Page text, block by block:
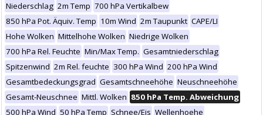
Niederschlag 2m Temp 700 hPa Vertikalbew
850 hPa Pot. Äquiv. Temp 10m Wind 2m Taupunkt CAPE/LI
Hohe Wolken Mittelhohe Wolken Niedrige Wolken
700 hPa Rel. Feuchte Min/Max Temp. Gesamtniederschlag
Spitzenwind 2m Rel. feuchte 300 hPa Wind 200 hPa Wind
Gesamtbedeckungsgrad Gesamtschneehöhe Neuschneehöhe
Gesamt-Neuschnee Mittl. Wolken 850 hPa Temp. Abweichung
500 hPa Wind 50 hPa Temp Schnee/Eis Wellenhoehe